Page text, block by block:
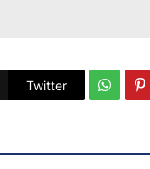
Twitter